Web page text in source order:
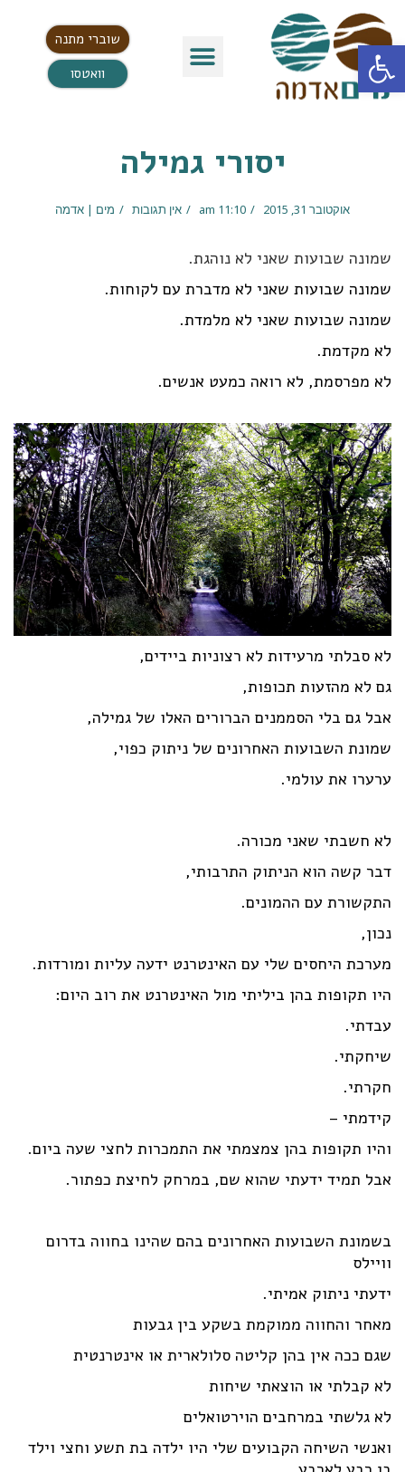
פתח סרגל נגישות
שוברי מתנה
וואטסו
יסורי גמילה
אוקטובר 31, 2015 11:10 am אין תגובות מים | אדמה
שמונה שבועות שאני לא נוהגת.
שמונה שבועות שאני לא מדברת עם לקוחות.
שמונה שבועות שאני לא מלמדת.
לא מקדמת.
לא מפרסמת, לא רואה כמעט אנשים.
לא סבלתי מרעידות לא רצוניות ביידים,
גם לא מהזעות תכופות,
אבל גם בלי הסממנים הברורים האלו של גמילה,
שמונת השבועות האחרונים של ניתוק כפוי,
ערערו את עולמי.
לא חשבתי שאני מכורה.
דבר קשה הוא הניתוק התרבותי,
התקשורת עם ההמונים.
נכון,
מערכת היחסים שלי עם האינטרנט ידעה עליות ומורדות.
היו תקופות בהן ביליתי מול האינטרנט את רוב היום:
עבדתי.
שיחקתי.
חקרתי.
קידמתי –
והיו תקופות בהן צמצמתי את התמכרות לחצי שעה ביום.
אבל תמיד ידעתי שהוא שם, במרחק לחיצת כפתור.
בשמונת השבועות האחרונים בהם שהינו בחווה בדרום
וויילס
ידעתי ניתוק אמיתי.
מאחר והחווה ממוקמת בשקע בין גבעות
שגם ככה אין בהן קליטה סלולארית או אינטרנטית
לא קבלתי או הוצאתי שיחות
לא גלשתי במרחבים הוירטואלים
ואנשי השיחה הקבועים שלי היו ילדה בת תשע וחצי וילד